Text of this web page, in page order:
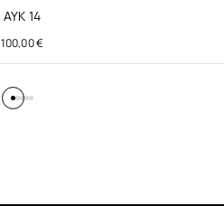
AYK 14
100,00€